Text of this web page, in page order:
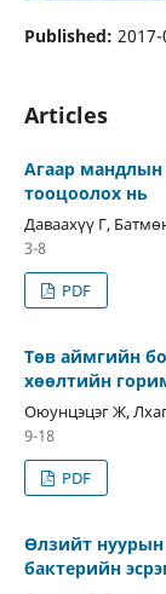
Published:
Articles
Агаар
тооцоолох нь
Даваахүү Г,
3-8
PDF
Төв аймгийн
хөөлтийн
Оюунцэцэг Ж,
9-18
PDF
Өлзийт
бактерийн